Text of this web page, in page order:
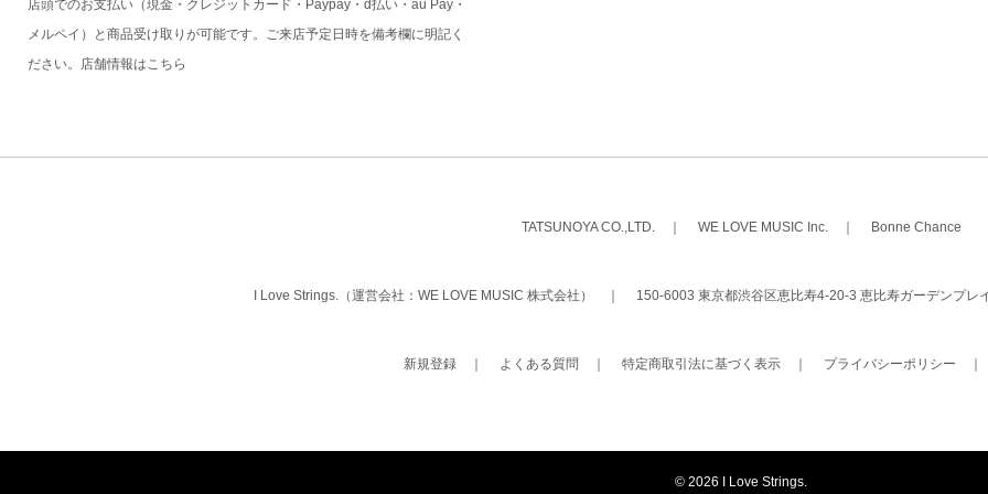
店頭でのお支払い（現金・クレジットカード・Paypay・d払い・au Pay・
メルペイ）と商品受け取りが可能です。ご来店予定日時を備考欄に明記く
ださい。店舗情報は こちら
TATSUNOYA CO.,LTD. ｜ WE LOVE MUSIC Inc. ｜ Bonne Chance
I Love Strings.（運営会社：WE LOVE MUSIC 株式会社） ｜ 150-6003 東京都渋谷区恵比寿4-20-3 恵比寿ガーデンプレ
新規登録 ｜ よくある質問 ｜ 特定商取引法に基づく表示 ｜ プライバシーポリシー ｜
© 2026 I Love Strings.